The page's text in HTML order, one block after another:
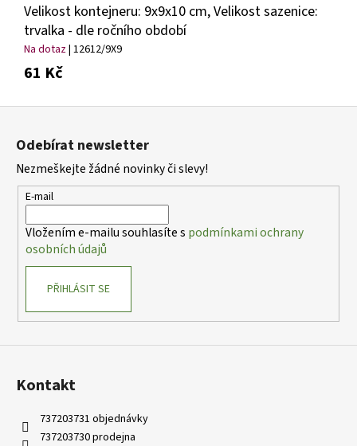
Velikost kontejneru: 9x9x10 cm, Velikost sazenice:
trvalka - dle ročního období
Na dotaz| 12612/9X9
61 Kč
Z
Odebírat newsletter
Nezmeškejte žádné novinky či slevy!
E-mail
Vložením e-mailu souhlasíte s podmínkami ochrany
osobních údajů
PŘIHLÁSIT SE
Kontakt
737203731 objednávky
737203730 prodejna